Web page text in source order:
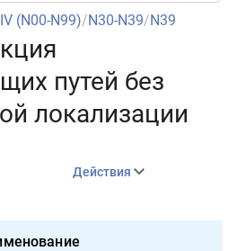
(N00-N99)/N30-N39/N39
путей без
локализации
Действия